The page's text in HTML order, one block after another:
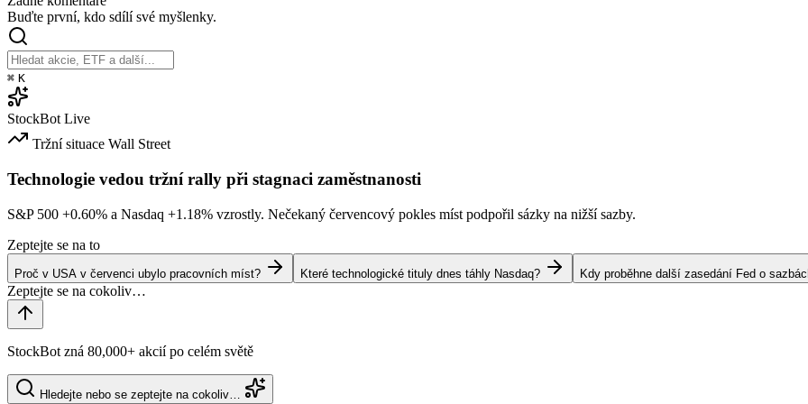
Buďte první, kdo sdílí své myšlenky.
⌘ K
StockBot Live
Tržní situace Wall Street
Technologie vedou tržní rally při stagnaci zaměstnanosti
S&P 500 +0.60% a Nasdaq +1.18% vzrostly. Nečekaný červencový pokles míst podpořil sázky na nižší sazby.
Zeptejte se na to
Proč v USA v červenci ubylo pracovních míst? Které technologické tituly dnes táhly Nasdaq? Kdy proběhne další zasedání Fed o
StockBot zná 80,000+ akcií po celém světě
Hledejte nebo se zeptejte na cokoliv…